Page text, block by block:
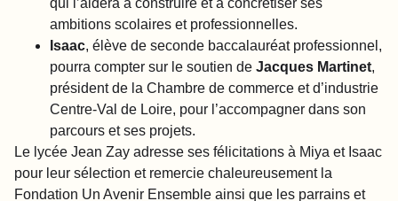
ambitions scolaires et professionnelles.
Isaac, élève de seconde baccalauréat professionnel,
pourra compter sur le soutien de Jacques Martinet,
président de la Chambre de commerce et d’industrie
Centre-Val de Loire, pour l’accompagner dans son
parcours et ses projets.
Le lycée Jean Zay adresse ses félicitations à Miya et Isaac
pour leur sélection et remercie chaleureusement la
Fondation Un Avenir Ensemble ainsi que les parrains et